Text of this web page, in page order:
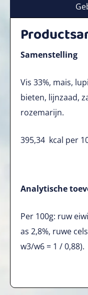
Samenstelling
Vis 33%, mais,
bieten, lijnzaad,
rozemarijn.
395,34 kcal per
Analytische
Per 100g: ruw
as 2,8%, ruwe
w3/w6 = 1 / 0,88).